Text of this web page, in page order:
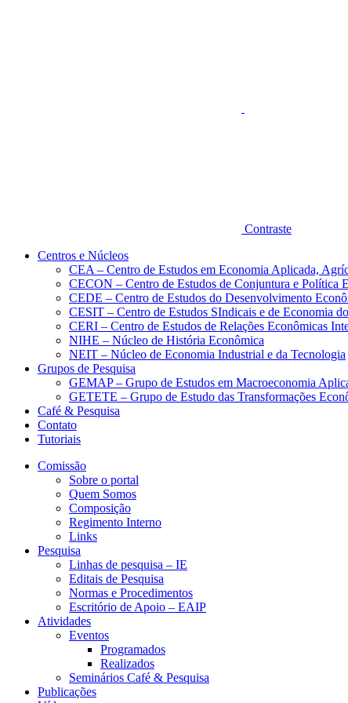
Contraste
Centros e Núcleos
CEA – Centro de Estudos em Economia Aplicada,
CECON – Centro de Estudos de Conjuntura e Política
CEDE – Centro de Estudos do Desenvolvimento
CESIT – Centro de Estudos SIndicais e de Economia
CERI – Centro de Estudos de Relações Econômicas
NIHE – Núcleo de História Econômica
NEIT – Núcleo de Economia Industrial e da Tecnologia
Grupos de Pesquisa
GEMAP – Grupo de Estudos em Macroeconomia
GETETE – Grupo de Estudo das Transformações
Café & Pesquisa
Contato
Tutoriais
Comissão
Sobre o portal
Quem Somos
Composição
Regimento Interno
Links
Pesquisa
Linhas de pesquisa – IE
Editais de Pesquisa
Normas e Procedimentos
Escritório de Apoio – EAIP
Atividades
Eventos
Programados
Realizados
Seminários Café & Pesquisa
Publicações